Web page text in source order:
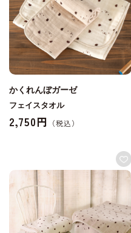
かくれんぼガーゼ
フェイスタオル
2,750円